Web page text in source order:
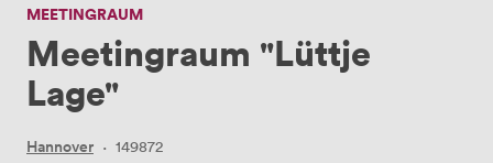
MEETINGRAUM
Meetingraum "Lüttje
Lage"
Hannover · 149872